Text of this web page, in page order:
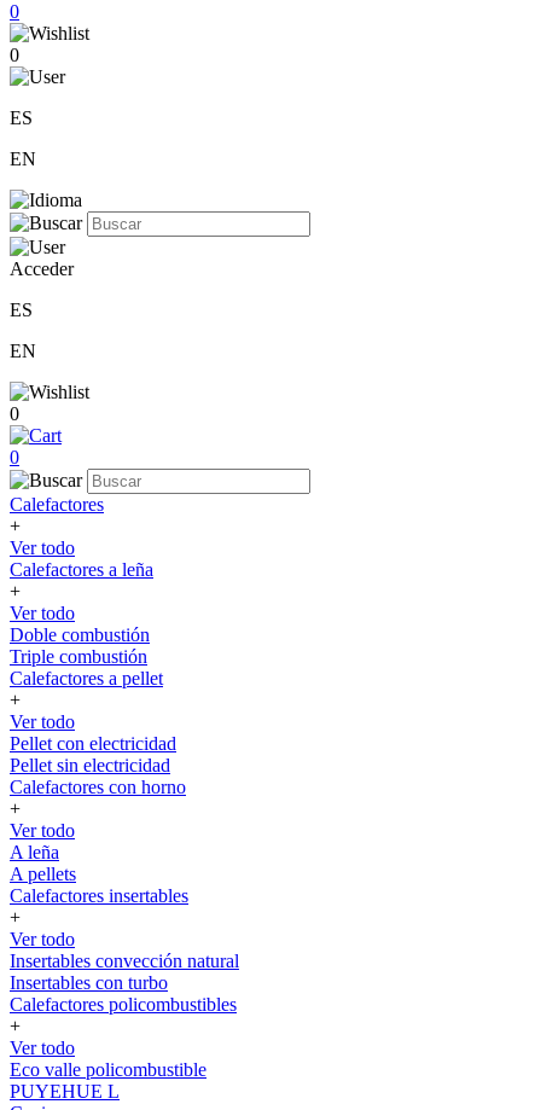
0
0
ES
EN
Acceder
ES
EN
0
0
Calefactores
+
Ver todo
Calefactores a leña
+
Ver todo
Doble combustión
Triple combustión
Calefactores a pellet
+
Ver todo
Pellet con electricidad
Pellet sin electricidad
Calefactores con horno
+
Ver todo
A leña
A pellets
Calefactores insertables
+
Ver todo
Insertables convección natural
Insertables con turbo
Calefactores policombustibles
+
Ver todo
Eco valle policombustible
PUYEHUE L